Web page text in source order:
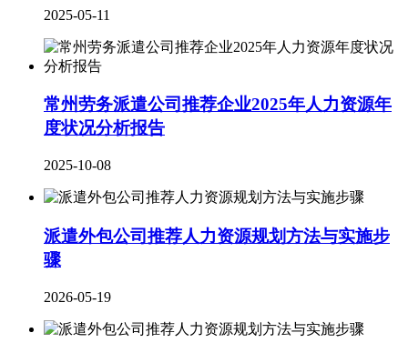
2025-05-11
常州劳务派遣公司推荐企业2025年人力资源年
度状况分析报告
2025-10-08
派遣外包公司推荐人力资源规划方法与实施步
骤
2026-05-19